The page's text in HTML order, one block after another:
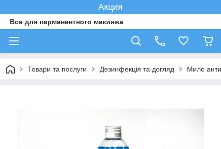
Акция
Все для перманентного макияжа
Товари та послуги Дезинфекція та догляд Мило